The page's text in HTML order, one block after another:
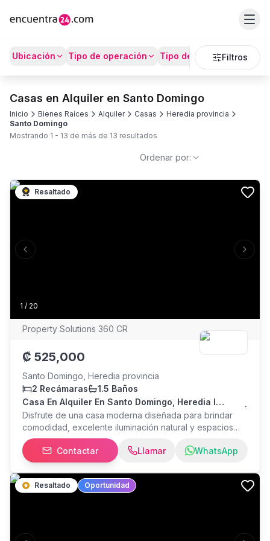
Ubicación Tipo de operación Tipo de Propiedad
Filtros
Casas en Alquiler en Santo Domingo
Inicio Bienes Raíces Alquiler Casas
Heredia provincia
Santo Domingo
Mostrando 1 - 13 de más de 13 resultados
Ordenar por:
1 / 20
Previous slide Next
Resaltado
Property Solutions 360 CR
₡ 525,000
Santo Domingo, Heredia provincia
2 Recámaras
1.5 Baños
Casa En Alquiler En Santo Domingo, Heredia I
Tomacorriente Para Carro Eléctrico Y Línea Blanca |
Disfrute de una casa moderna diseñada para brindar
comodidad, excelente iluminación natural y espacios
funcionales, ubicada en un condominio con amenidades
en Santo Domingo de Heredia. Una excelente opción
para parejas, familias pequeñas o profesionales que
buscan seguridad, tranquilidad y una ubicación
estratégica cerca de Heredia y San José. Ubicada en
sala-comedor-cocina, y patio Cuenta con cargador
Contactar Llamar WhatsApp
Resaltado Oportunidad